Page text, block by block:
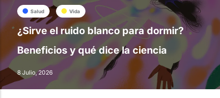
Salud Vida
¿Sirve el ruido blanco para dormir?
Beneficios y qué dice la ciencia
8 Julio, 2026